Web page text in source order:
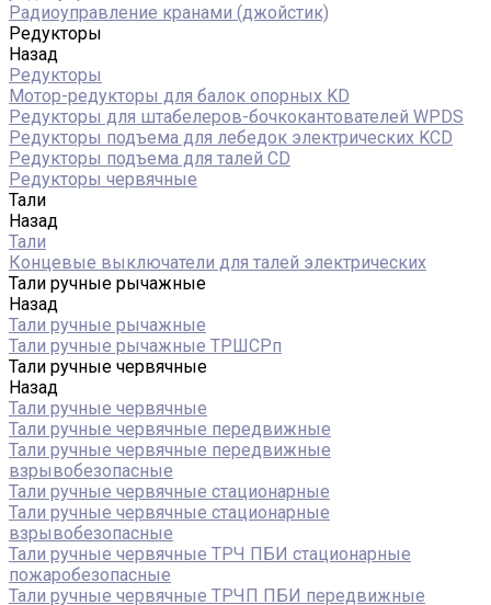
Радиоуправление кранами (джойстик)
Редукторы
Назад
Редукторы
Мотор-редукторы для балок опорных KD
Редукторы для штабелеров-бочкокантователей WPDS
Редукторы подъема для лебедок электрических KCD
Редукторы подъема для талей CD
Редукторы червячные
Тали
Назад
Тали
Концевые выключатели для талей электрических
Тали ручные рычажные
Назад
Тали ручные рычажные
Тали ручные рычажные ТРШСРп
Тали ручные червячные
Назад
Тали ручные червячные
Тали ручные червячные передвижные
Тали ручные червячные передвижные
взрывобезопасные
Тали ручные червячные стационарные
Тали ручные червячные стационарные
взрывобезопасные
Тали ручные червячные ТРЧ ПБИ стационарные
пожаробезопасные
Тали ручные червячные ТРЧП ПБИ передвижные